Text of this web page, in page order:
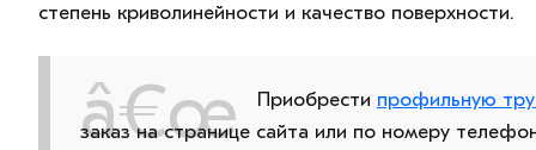
степень криволинейности и качество поверхности.
Приобрести профильную
заказ на странице сайта или по номеру